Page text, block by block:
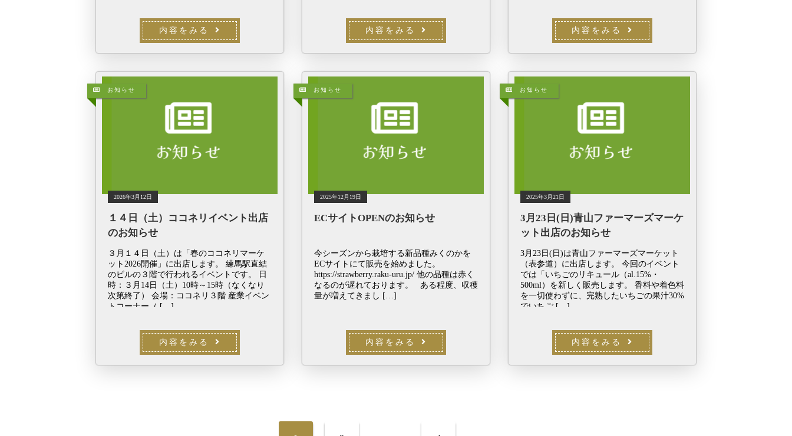
内容をみる 内容をみる 内容をみる
お知らせ
2026年3月12日
１４日（土）ココネリイベント出店
のお知らせ
３月１４日（土）は「春のココネリマーケ
ット2026開催」に出店します。 練馬駅直結
のビルの３階で行われるイベントです。 日
時：３月14日（土）10時～15時（なくなり
次第終了） 会場：ココネリ３階 産業イベン
トコーナー（ […]
内容をみる
お知らせ
2025年12月19日
ECサイトOPENのお知らせ
今シーズンから栽培する新品種みくのかを
ECサイトにて販売を始めました。
https://strawberry.raku-uru.jp/ 他の品種は赤く
なるのが遅れております。 ある程度、収穫
量が増えてきまし […]
内容をみる
お知らせ
2025年3月21日
3月23日(日)青山ファーマーズマーケ
ット出店のお知らせ
3月23日(日)は青山ファーマーズマーケット
（表参道）に出店します。 今回のイベント
では「いちごのリキュール（al.15%・
500ml）を新しく販売します。 香料や着色料
を一切使わずに、完熟したいちごの果汁30%
でいちご […]
内容をみる